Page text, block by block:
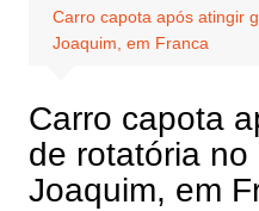
Carro capota após atingir
Joaquim, em Franca
Carro capota
de rotatória no
Joaquim, em